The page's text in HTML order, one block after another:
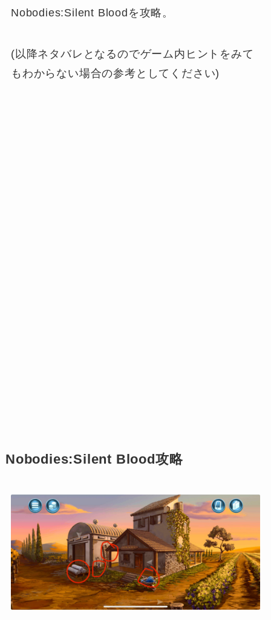
Nobodies:Silent Bloodを攻略。
(以降ネタバレとなるのでゲーム内ヒントをみて
もわからない場合の参考としてください)
Nobodies:Silent Blood攻略